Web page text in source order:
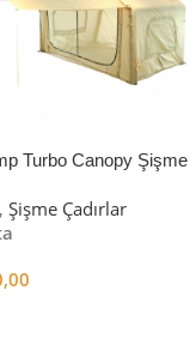
Turbo Canopy Şişme
, Şişme Çadırlar